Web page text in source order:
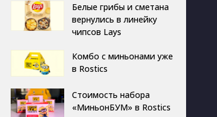
Белые грибы и сметана
вернулись в линейку
чипсов Lays
Комбо с миньонами уже
в Rostics
Стоимость набора
«МиньонБУМ» в Rostics